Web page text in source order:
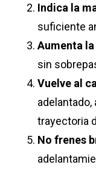
Indica la
suficiente
Aumenta
sin
Vuelve al
trayectoria
No frenes